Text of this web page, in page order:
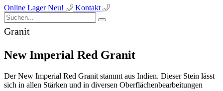
Online LagerNeu! Kontakt
Granit
New Imperial Red Granit
Der New Imperial Red Granit stammt aus Indien. Dieser Stein lässt
sich in allen Stärken und in diversen Oberflächenbearbeitungen